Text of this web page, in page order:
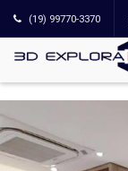
(19) 99770-3370